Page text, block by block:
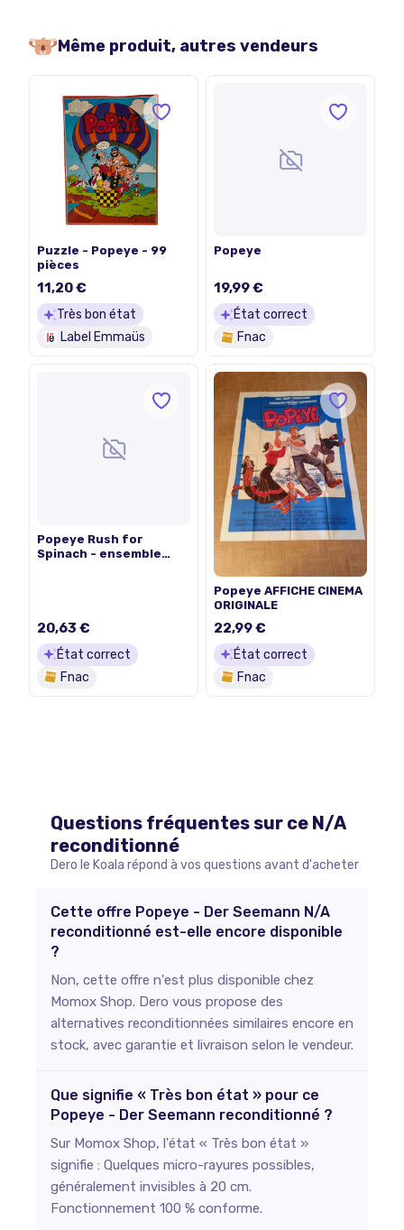
Même produit, autres vendeurs
Puzzle - Popeye - 99
pièces
11,20 €
Très bon état
Label Emmaüs
Popeye
19,99 €
État correct
Fnac
Popeye Rush for
Spinach - ensemble
20,63 €
État correct
Fnac
Popeye AFFICHE CINEMA
ORIGINALE
22,99 €
État correct
Fnac
Questions fréquentes sur ce N/A
reconditionné
Dero le Koala répond à vos questions avant d'acheter
Cette offre Popeye - Der Seemann N/A
reconditionné est-elle encore disponible
?
Non, cette offre n'est plus disponible chez
Momox Shop. Dero vous propose des
alternatives reconditionnées similaires encore en
stock, avec garantie et livraison selon le vendeur.
Que signifie « Très bon état » pour ce
Popeye - Der Seemann reconditionné ?
Sur Momox Shop, l'état « Très bon état »
signifie : Quelques micro-rayures possibles,
généralement invisibles à 20 cm.
Fonctionnement 100 % conforme.